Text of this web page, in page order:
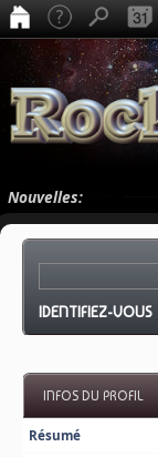
Nouvelles:
IDENTIFIEZ-VOUS
INFOS DU PROFIL
Résumé